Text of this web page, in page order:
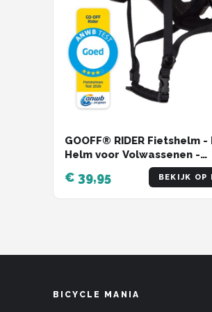
GOOFF® RIDER Fietshelm -
Helm voor Volwassenen -
Geschikt voor Elektrische
en Racefiets - Dames en
Zwart - M
€ 39,95 BEKIJK OP
BICYCLE MANIA